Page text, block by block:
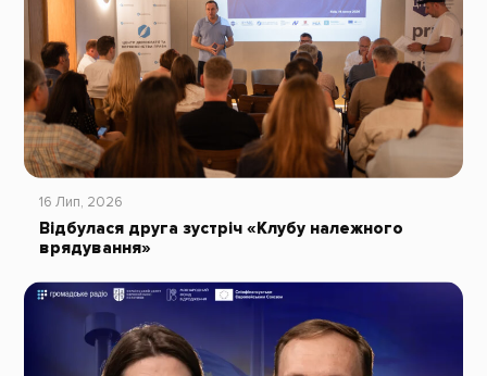
16 Лип, 2026
Відбулася друга зустріч «Клубу належного
врядування»